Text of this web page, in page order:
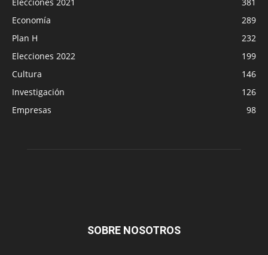
Economía
289
Plan H
232
Elecciones 2022
199
Cultura
146
Investigación
126
Empresas
98
SOBRE NOSOTROS